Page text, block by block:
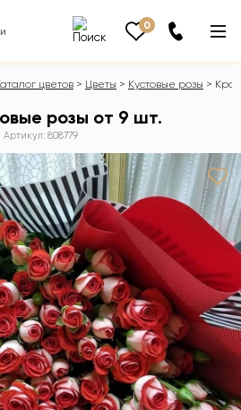
0
цветов Цветы Кустовые розы
розы от 9 шт.
Артикул: 808779